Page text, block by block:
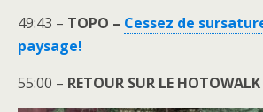
49:43 – TOPO – Cessez de
paysage!
55:00 – RETOUR SUR LE HOTOWALK